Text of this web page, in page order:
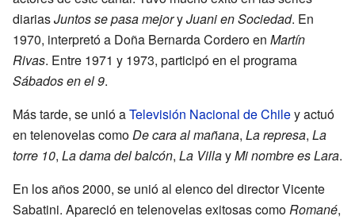
diariasJuntos se pasa mejoryJuani en Sociedad. En
1970, interpretó a Doña Bernarda Cordero en Martín
Rivas. Entre 1971 y 1973, participó en el programa
Sábados en el 9.
Más tarde, se unió aTelevisión Nacional de Chiley actuó
en telenovelas comoDe cara al mañana, La represa, La
torre 10, La dama del balcón, La VillayMi nombre es Lara.
En los años 2000, se unió al elenco del director Vicente
Sabatini. Apareció en telenovelas exitosas comoRomané,